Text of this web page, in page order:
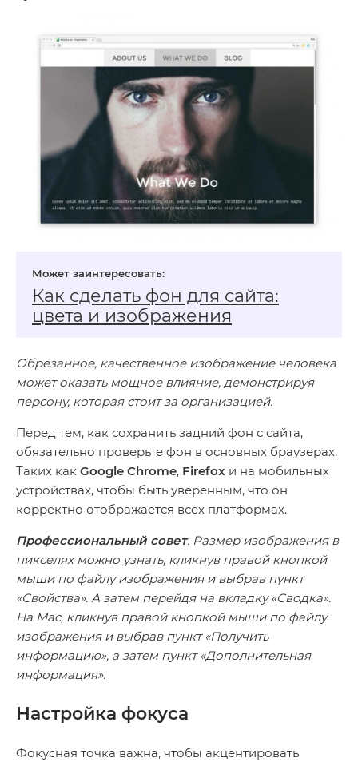
Как сделать фон для сайта:
цвета и изображения
Обрезанное, качественное изображение человека
может оказать мощное влияние, демонстрируя
персону, которая стоит за организацией.
Перед тем, как сохранить задний фон с сайта,
обязательно проверьте фон в основных браузерах.
Таких как Google Chrome, Firefox и на мобильных
устройствах, чтобы быть уверенным, что он
корректно отображается всех платформах.
Профессиональный совет. Размер изображения в
пикселях можно узнать, кликнув правой кнопкой
мыши по файлу изображения и выбрав пункт
«Свойства». А затем перейдя на вкладку «Сводка».
На Mac, кликнув правой кнопкой мыши по файлу
изображения и выбрав пункт «Получить
информацию», а затем пункт «Дополнительная
информация».
Настройка фокуса
Фокусная точка важна, чтобы акцентировать